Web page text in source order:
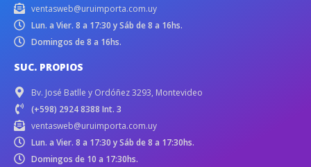
ventasweb@uruimporta.com.uy
Lun. a Vier. 8 a 17:30 y Sáb de 8 a 16hs.
Domingos de 8 a 16hs.
SUC. PROPIOS
Bv. José Batlle y Ordóñez 3293, Montevideo
(+598) 2924 8388 Int. 3
ventasweb@uruimporta.com.uy
Lun. a Vier. 8 a 17:30 y Sáb de 8 a 17:30hs.
Domingos de 10 a 17:30hs.